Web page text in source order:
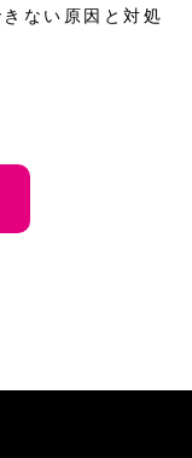
ない原因と対処